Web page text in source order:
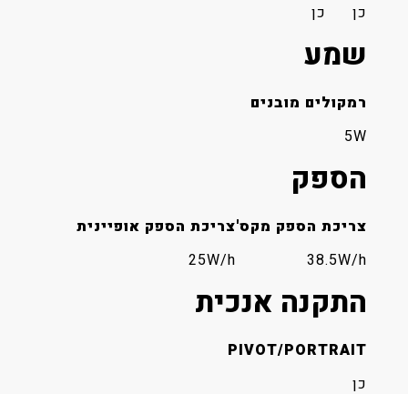
כן
שמע
רמקולים מובנים
הספק
צריכת הספק מקס'
38.5W/h
צריכת הספק אופיינית
25W/h
התקנה אנכית
PIVOT/PORTRAIT